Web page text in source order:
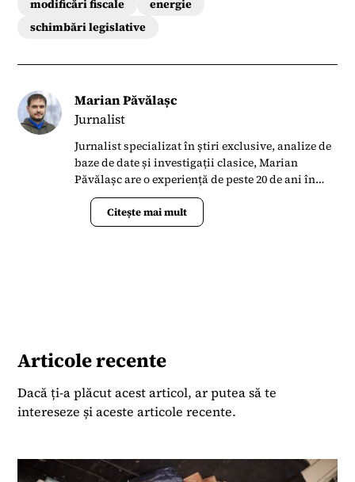
modificări fiscale
energie
schimbări legislative
Marian Păvălașc
Jurnalist
Jurnalist specializat în știri exclusive, analize de
baze de date și investigații clasice, Marian
Păvălașc are o experiență de peste 20 de ani în
presa din România. S-a alăturat Termene.ro în
aprilie 2023 când s-a implicat în lansarea
Bussiness News ca un portal de știri la zi și
Citește mai mult
Articole recente
Dacă ți-a plăcut acest articol, ar putea să te
intereseze și aceste articole recente.